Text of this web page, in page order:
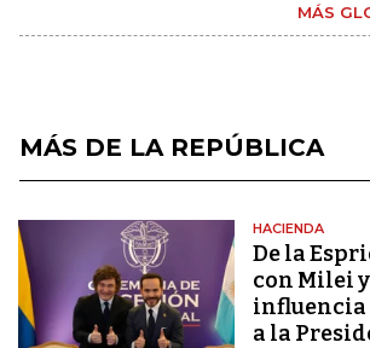
MÁS
MÁS DE LA REPÚBLICA
HACIENDA
De la
con Milei
influencia
a la